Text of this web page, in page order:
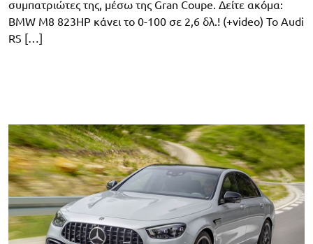
συμπατριώτες της, μέσω της Gran Coupe. Δείτε ακόμα:
BMW M8 823HP κάνει το 0-100 σε 2,6 δλ.! (+video) Το Audi
RS […]